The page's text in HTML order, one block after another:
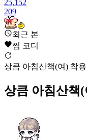
25,152
209
체리 마카롱(여)
25,075
210
24,911
211
24,873
최근 본
찜 코디
상큼 아침산책(여) 착용
상큼 아침산책(